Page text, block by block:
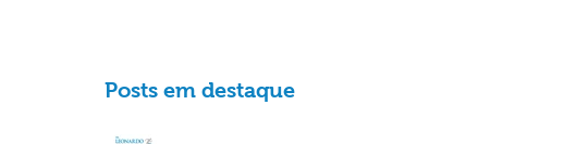
Posts em destaque